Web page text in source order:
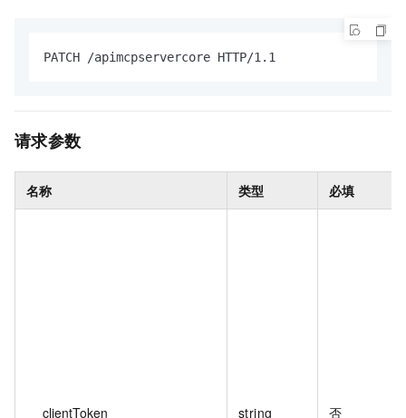
PATCH /apimcpservercore HTTP/1.1
请求参数
名称 类型 必填
clientToken string 否